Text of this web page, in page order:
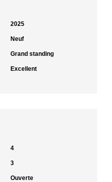
2025
Neuf
Grand standing
Excellent
4
3
Ouverte